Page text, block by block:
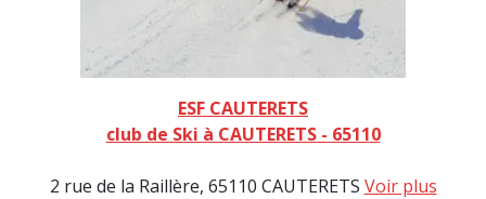
ESF CAUTERETS
club de Ski à CAUTERETS - 65110
2 rue de la Raillère, 65110 CAUTERETS Voir plus